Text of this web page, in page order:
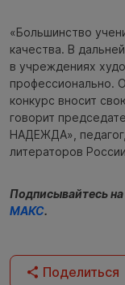
«Большинство
качества. В
в учреждениях
профессионально.
конкурс вносит
говорит
НАДЕЖДА»,
литераторов
Подписывайтесь на
МАКС.
Поделиться